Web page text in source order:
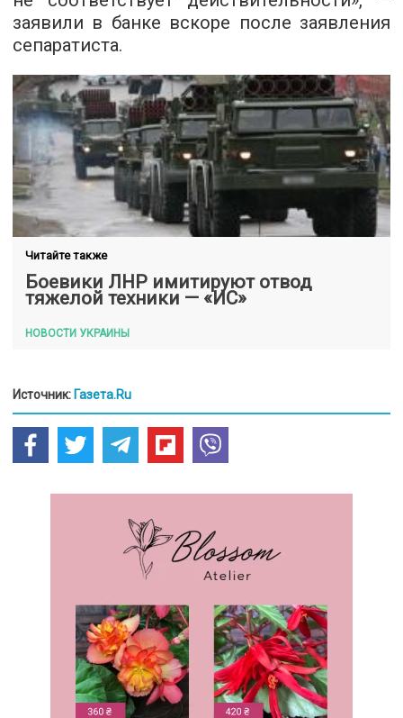
заявили в банке вскоре после заявления
сепаратиста.
Читайте также
Боевики ЛНР имитируют отвод
тяжелой техники — «ИС»
НОВОСТИ УКРАИНЫ
Источник: Газета.Ru